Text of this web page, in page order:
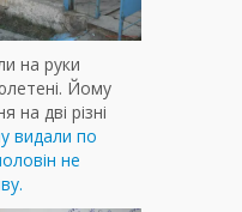
на руки
Йому
дві різні
видали по
не